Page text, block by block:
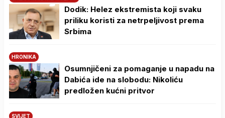
Dodik: Helez ekstremista koji svaku
priliku koristi za netrpeljivost prema
Srbima
HRONIKA
Osumnjičeni za pomaganje u napadu na
Dabića ide na slobodu: Nikoliću
predložen kućni pritvor
SVIJET